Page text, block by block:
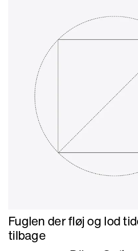
Læs
mere
om
Fuglen der fløj og lod
tilbage